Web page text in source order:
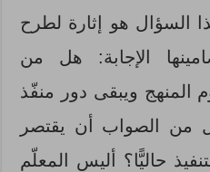
السؤال هو إثارة لطرح
الإجابة: هل من
المنهج ويبقى دور منفّذ
من الصواب أن يقتصر
حاليًّا؟ أليس المعلّم